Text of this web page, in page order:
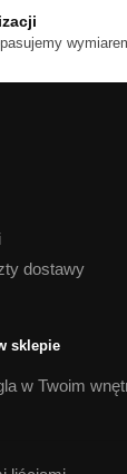
dostawy
sklepie
w Twoim